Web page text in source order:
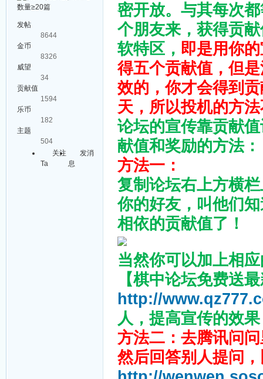
发帖
8644
金币
8326
威望
34
贡献值
1594
乐币
182
主题
504
关注
Ta
发消
息
密开放。与其每次
个朋友来，获得贡
软特区， 即是用你
得五个贡献值，但
效的，你才会得到
天，所以投机的方
论坛的宣传靠贡献
献值和奖励的方法：
方法一：
复制论坛右上方横
你的好友，叫他们
相依的贡献值了！
当然你可以加上相
【棋中论坛免费送
http://
人，提高宣传的效
方法二：去腾讯问
然后回答别人提问